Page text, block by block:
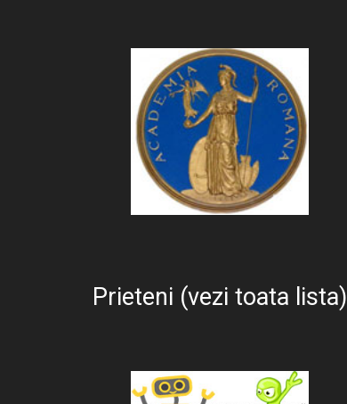
Prieteni (vezi toata lista)